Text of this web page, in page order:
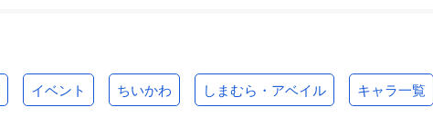
イベント ちいかわ しまむら・アベイル キャラ一覧